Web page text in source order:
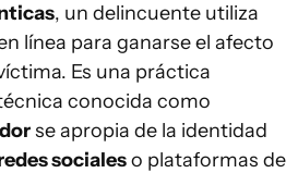
, un delincuente utiliza
línea para ganarse el afecto
Es una práctica
conocida como
se apropia de la identidad
socialeso plataformas de